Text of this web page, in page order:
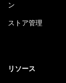
ン
ストア管理
リソース